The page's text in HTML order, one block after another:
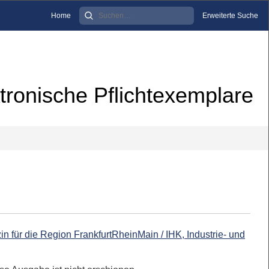
Home Erweiterte Suche
Pflichtexemplare
für die Region FrankfurtRheinMain / IHK, Industrie- und